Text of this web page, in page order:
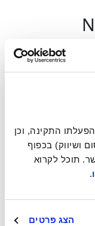
.
הצג פרטים
למייל ללא ספאם